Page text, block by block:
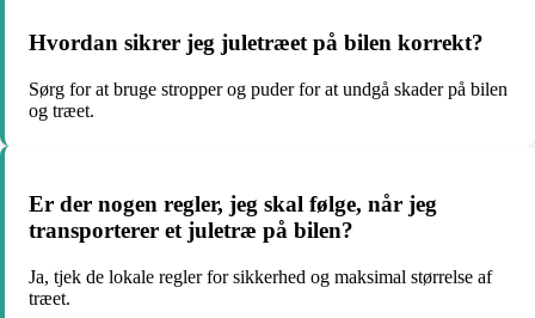
Hvordan sikrer jeg juletræet på bilen korrekt?
Sørg for at bruge stropper og puder for at undgå skader på bilen
og træet.
Er der nogen regler, jeg skal følge, når jeg
transporterer et juletræ på bilen?
Ja, tjek de lokale regler for sikkerhed og maksimal størrelse af
træet.